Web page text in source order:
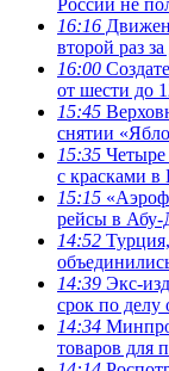
16:16
второй раз
16:00
от шести до
15:45
снятии
15:35 Четыре
с красками в
15:15
рейсы в Абу-
14:52
14:39 Экс-
срок по
14:34
товаров для